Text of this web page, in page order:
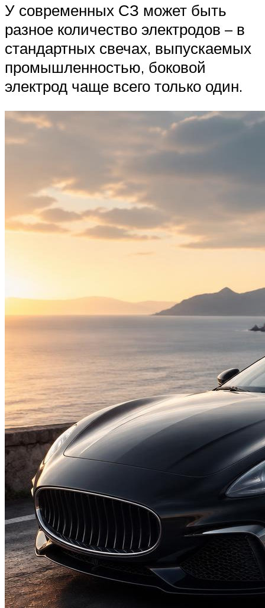
У современных СЗ может быть
разное количество электродов – в
стандартных свечах, выпускаемых
промышленностью, боковой
электрод чаще всего только один.